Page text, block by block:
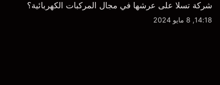
شركة تسلا على عرشها في مجال المركبات الكهربائية؟
14:18, 8 مايو 2024